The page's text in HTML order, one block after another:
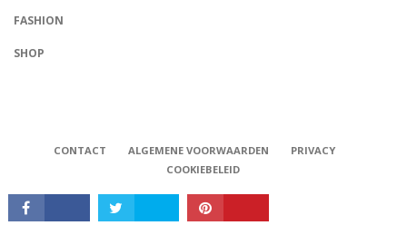
FASHION
SHOP
CONTACT ALGEMENE VOORWAARDEN
PRIVACY
COOKIEBELEID
Babystraatje.nl, Copyright © 2019